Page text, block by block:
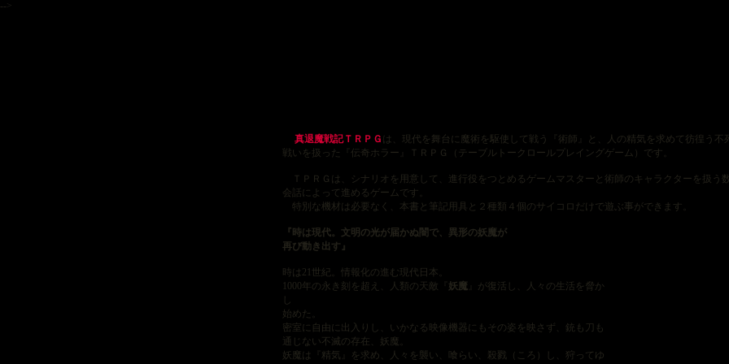
-->
真退魔戦記ＴＲＰＧ は、現代を舞台に魔術を駆使して戦う『術師』と、人の精気を求めて彷徨う不
戦いを扱った『伝奇ホラー』ＴＲＰＧ（テーブルトークロールプレイングゲーム）です。
ＴＰＲＧは、シナリオを用意して、進行役をつとめるゲームマスターと術師のキャラクターを扱う
会話によって進めるゲームです。
特別な機材は必要なく、本書と筆記用具と２種類４個のサイコロだけで遊ぶ事ができます。
『時は現代。文明の光が届かぬ闇で、異形の妖魔が
再び動き出す』
時は21世紀。情報化の進む現代日本。
1000年の永き刻を超え、人類の天敵『 妖魔 』が復活し、人々の生活を脅か
し
始めた。
密室に自由に出入りし、いかなる映像機器にもその姿を映さず、銃も刀も
通じない不滅の存在、妖魔。
妖魔は『精気』を求め、人々を襲い、喰らい、殺戮（ころ）し、狩ってゆ